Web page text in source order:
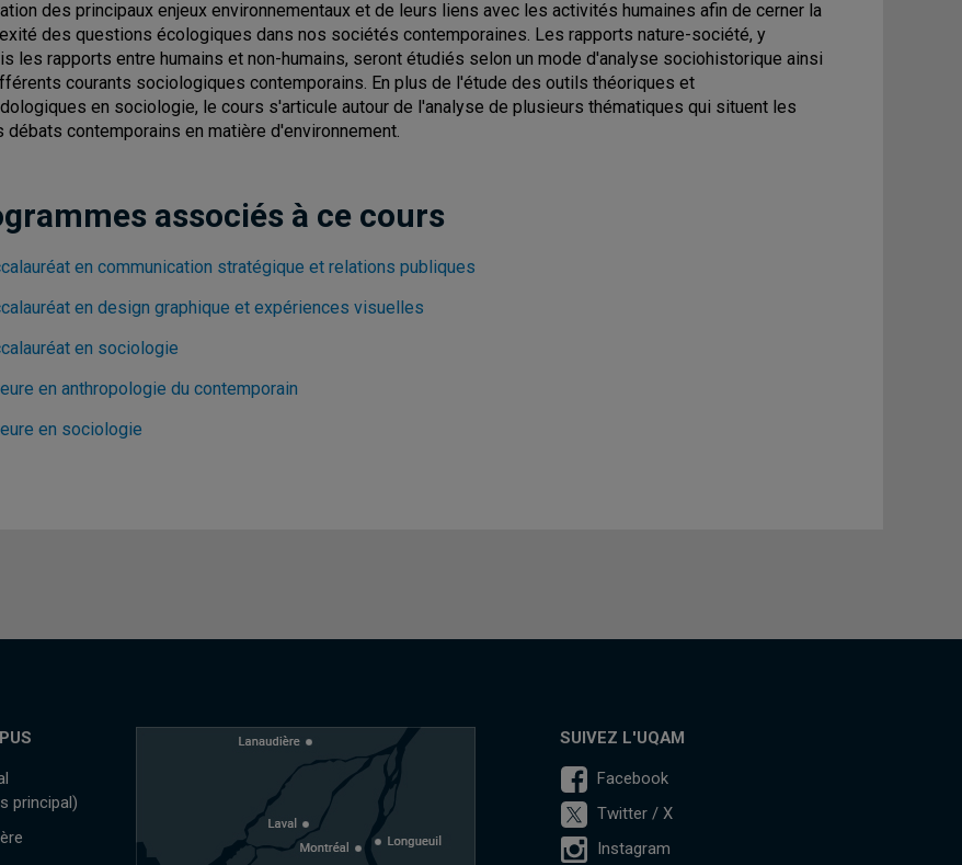
des principaux enjeux environnementaux et de leurs liens avec les activités humaines afin de cerner la
des questions écologiques dans nos sociétés contemporaines. Les rapports nature-société, y
les rapports entre humains et non-humains, seront étudiés selon un mode d'analyse sociohistorique ainsi
courants sociologiques contemporains. En plus de l'étude des outils théoriques et
en sociologie, le cours s'articule autour de l'analyse de plusieurs thématiques qui situent les
débats contemporains en matière d'environnement.
associés à ce cours
en communication stratégique et relations publiques
en design graphique et expériences visuelles
en sociologie
en anthropologie du contemporain
en sociologie
principal)
SUIVEZ L'UQAM
Facebook
Twitter / X
Instagram